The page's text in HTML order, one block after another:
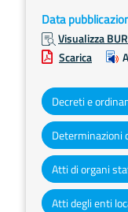
Data
Visualizza
Scarica
Atti di organi